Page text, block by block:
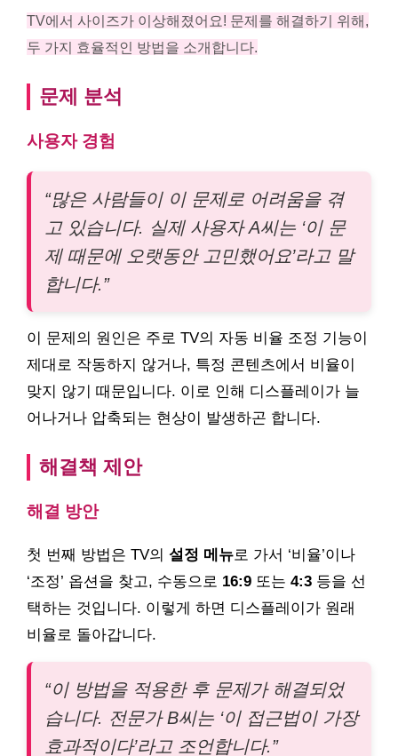
TV에서 사이즈가 이상해졌어요! 문제를 해결하기 위해,
두 가지 효율적인 방법을 소개합니다.
문제 분석
사용자 경험
“많은 사람들이 이 문제로 어려움을 겪
고 있습니다. 실제 사용자 A씨는 ‘이 문
제 때문에 오랫동안 고민했어요’라고 말
합니다.”
이 문제의 원인은 주로 TV의 자동 비율 조정 기능이
제대로 작동하지 않거나, 특정 콘텐츠에서 비율이
맞지 않기 때문입니다. 이로 인해 디스플레이가 늘
어나거나 압축되는 현상이 발생하곤 합니다.
해결책 제안
해결 방안
첫 번째 방법은 TV의 설정 메뉴로 가서 ‘비율’이나
‘조정’ 옵션을 찾고, 수동으로 16:9 또는 4:3 등을 선
택하는 것입니다. 이렇게 하면 디스플레이가 원래
비율로 돌아갑니다.
“이 방법을 적용한 후 문제가 해결되었
습니다. 전문가 B씨는 ‘이 접근법이 가장
효과적이다’라고 조언합니다.”